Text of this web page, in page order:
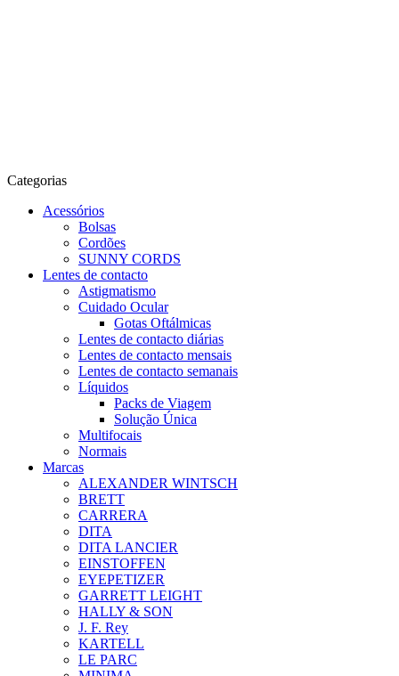
Categorias
Acessórios
Bolsas
Cordões
SUNNY CORDS
Lentes de contacto
Astigmatismo
Cuidado Ocular
Gotas Oftálmicas
Lentes de contacto diárias
Lentes de contacto mensais
Lentes de contacto semanais
Líquidos
Packs de Viagem
Solução Única
Multifocais
Normais
Marcas
ALEXANDER WINTSCH
BRETT
CARRERA
DITA
DITA LANCIER
EINSTOFFEN
EYEPETIZER
GARRETT LEIGHT
HALLY & SON
J. F. Rey
KARTELL
LE PARC